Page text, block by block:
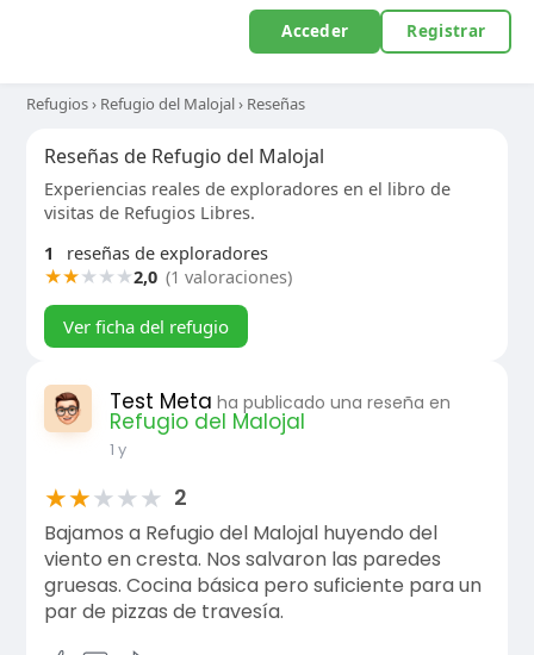
Acceder Registrar
Refugios› Refugio del Malojal› Reseñas
Reseñas de Refugio del Malojal
Experiencias reales de exploradores en el libro de
visitas de Refugios Libres.
1
reseñas de exploradores
★★★★★2,0 (1 valoraciones)
Ver ficha del refugio
Test Meta ha publicado una reseña en
Refugio del Malojal
1 y
★★★★★ 2
Bajamos a Refugio del Malojal huyendo del
viento en cresta. Nos salvaron las paredes
gruesas. Cocina básica pero suficiente para un
par de pizzas de travesía.